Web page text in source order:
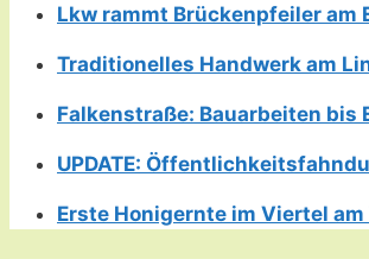
Lkw rammt Brückenpfeiler am
Traditionelles Handwerk am
Falkenstraße: Bauarbeiten bis
UPDATE:
Erste Honigernte im Viertel